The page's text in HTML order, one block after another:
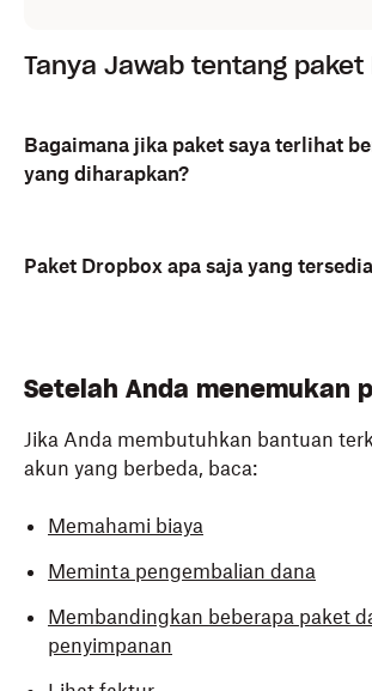
Tanya Jawab tentang paket
Bagaimana jika paket saya terlihat
yang diharapkan?
Paket Dropbox apa saja yang
Setelah Anda menemukan
Jika Anda membutuhkan bantuan
akun yang berbeda, baca:
Memahami biaya
Meminta pengembalian dana
Membandingkan beberapa paket
penyimpanan